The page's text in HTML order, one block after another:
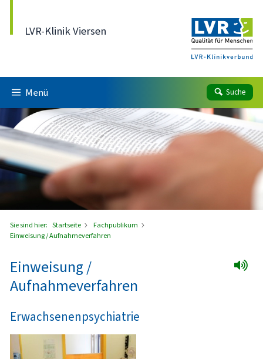
LVR-Klinik Viersen
Menü Suche
Sie sind hier: Startseite
Fachpublikum
Einweisung / Aufnahmeverfahren
Einweisung /
Aufnahmeverfahren
Erwachsenenpsychiatrie